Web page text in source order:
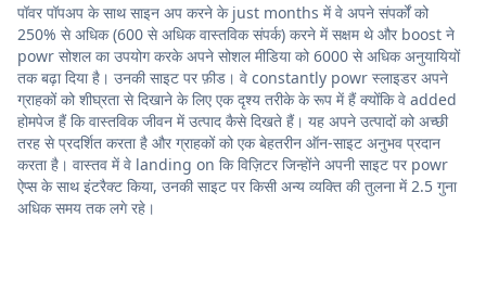
पॉवर पॉपअप के साथ साइन अप करने के just months में वे अपने संपर्कों को
250% से अधिक (600 से अधिक वास्तविक संपर्क) करने में सक्षम थे और boost ने
powr सोशल का उपयोग करके अपने सोशल मीडिया को 6000 से अधिक अनुयायियों
तक बढ़ा दिया है। उनकी साइट पर फ़ीड। वे constantly powr स्लाइडर अपने
ग्राहकों को शीघ्रता से दिखाने के लिए एक दृश्य तरीके के रूप में हैं क्योंकि वे added
होमपेज हैं कि वास्तविक जीवन में उत्पाद कैसे दिखते हैं। यह अपने उत्पादों को अच्छी
तरह से प्रदर्शित करता है और ग्राहकों को एक बेहतरीन ऑन-साइट अनुभव प्रदान
करता है। वास्तव में वे landing on कि विज़िटर जिन्होंने अपनी साइट पर powr
ऐप्स के साथ इंटरैक्ट किया, उनकी साइट पर किसी अन्य व्यक्ति की तुलना में 2.5 गुना
अधिक समय तक लगे रहे।